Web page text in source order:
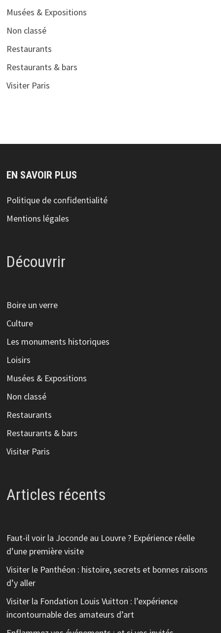
Musées & Expositions
Non classé
Restaurants
Restaurants & bars
Visiter Paris
EN SAVOIR PLUS
Politique de confidentialité
Mentions légales
Découvrir
Boire un verre
Culture
Les monuments historiques
Loisirs
Musées & Expositions
Non classé
Restaurants
Restaurants & bars
Visiter Paris
Articles récents
Faut-il voir la Joconde au Louvre ? Expérience réelle
d’une première visite
Visiter le Panthéon : histoire, secrets et bonnes raisons
d’y aller
Visiter la Fondation Louis Vuitton : l’expérience
incontournable des amateurs d’art